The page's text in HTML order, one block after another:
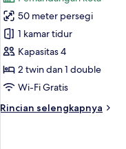
untuk
Kamar
Deluks,
kamar
terhubung,
pemandangan
(Two
50 meter persegi
1 kamar tidur
Kapasitas 4
2 twin dan 1 double
Wi-Fi Gratis
Rincian selengkapnya
Rincian